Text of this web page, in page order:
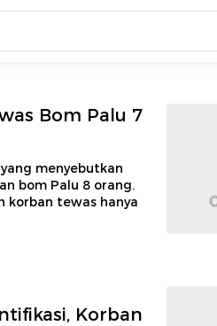
Bom Palu 7
menyebutkan
bom Palu 8 orang.
korban tewas hanya
Korban